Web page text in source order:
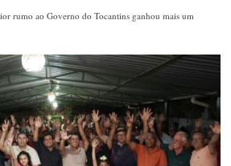
rumo ao Governo do Tocantins ganhou mais um